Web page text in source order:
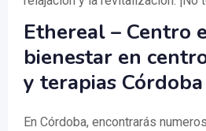
Ethereal – Centro
bienestar en
y terapias Córdoba
En Córdoba, encontrarás